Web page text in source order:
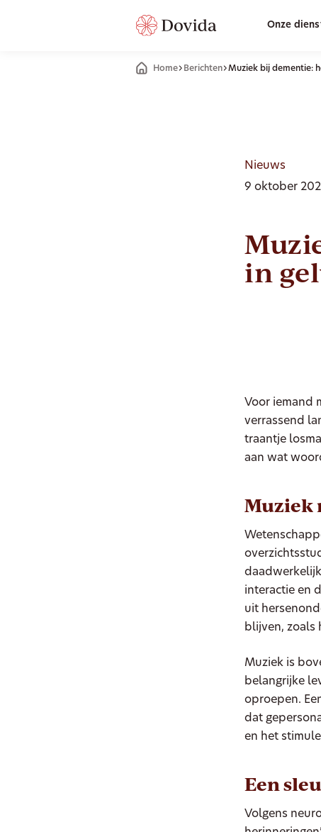
Onze
Home Berichten Muziek bij dementie:
Nieuws
9 oktober
in
Voor iemand
verrassend
traantje
aan wat
Muziek
interactie en
uit
blijven, zoals
Muziek is
belangrijke
oproepen.
dat
en het
Een
Volgens